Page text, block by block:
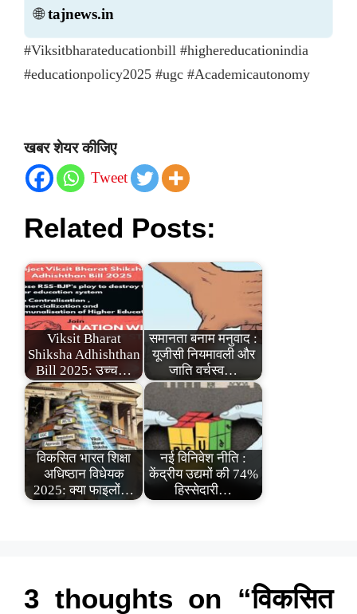
🌐tajnews.in
#Viksitbharateducationbill #highereducationindia
#educationpolicy2025 #ugc #Academicautonomy
खबर शेयर कीजिए
Tweet
Related Posts:
Viksit Bharat
Shiksha Adhishthan
Bill 2025: उच्च…
समानता बनाम मनुवाद :
यूजीसी नियमावली और
जाति वर्चस्व…
विकसित भारत शिक्षा
अधिष्ठान विधेयक
2025: क्या फाइलों…
नई विनिवेश नीति :
केंद्रीय उद्यमों की 74%
हिस्सेदारी…
3 thoughts on “विकसित